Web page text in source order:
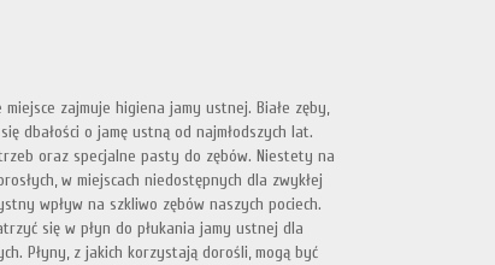
zajmuje higiena jamy ustnej. Białe zęby,
dbałości o jamę ustną od najmłodszych lat.
oraz specjalne pasty do zębów. Niestety na
w miejscach niedostępnych dla zwykłej
wpływ na szkliwo zębów naszych pociech.
się w płyn do płukania jamy ustnej dla
Płyny, z jakich korzystają dorośli, mogą być